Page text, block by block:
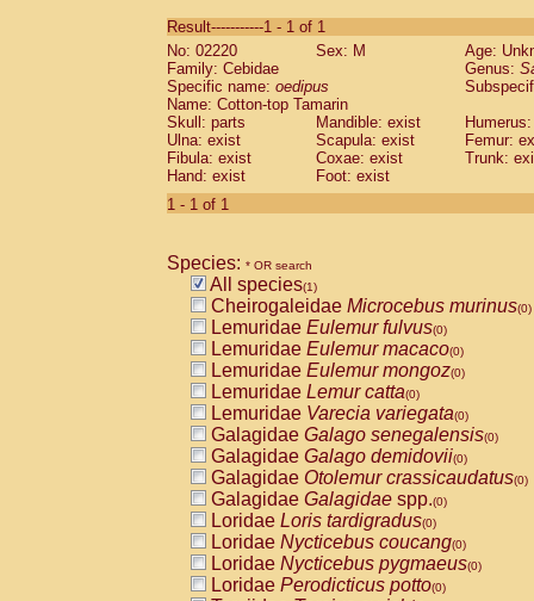
CebidaeSaguinus labiatus(0)
Cebidae Saguinus leucopus (0)
Cebidae
CebidaeSaguinus mystax
Cebidae Saguinus nigricollis (0)
Cebidae Saguinus oedipus
Cebidae Saguinus weddelli
Cebidae Saguinusspp.
Cebidae
CebidaeCebus capucinus
CebidaeCebus nigrivittatus
CebidaeCebus spp.(0)
CebidaeSaimiri boliviensis(0)
CebidaeSaimiri sciureus(0)
AtelidaeAlouatta caraya(0)
AtelidaeAlouatta fusca(0)
AtelidaeAlouatta seniculus(0)
AtelidaeAlouattaspp.(0)
AtelidaeAteles belzebuth(0)
AtelidaeAteles geoffroyi(0)
AtelidaeAteles paniscus(0)
AtelidaeAtelesspp.(0)
AtelidaeLagothrix lagothricha(0)
AtelidaeLagothrix lagothricha cana
PitheciidaeCacajao calvus
Result-----------1 - 1 of 1
No: 02220
Sex: M
Age:
Family: Cebidae
Genus:
Specific name: oedipus
Name: Cotton-top Tamarin
Skull: parts
Mandible: exist
Ulna: exist
Scapula: exist
Femur:
Fibula: exist
Coxae: exist
Trunk:
Hand: exist
Foot: exist
1 - 1 of 1
Species: * OR search
All species(1)
Cheirogaleidae Microcebus murinus(0)
Lemuridae Eulemur fulvus(0)
Lemuridae Eulemur macaco(0)
Lemuridae Eulemur mongoz(0)
Lemuridae Lemur catta(0)
Lemuridae Varecia variegata(0)
Galagidae Galago senegalensis(0)
Galagidae Galago demidovii(0)
Galagidae Otolemur crassicaudatus(0)
Galagidae Galagidae spp.(0)
Loridae Loris tardigradus(0)
Loridae Nycticebus coucang(0)
Loridae Nycticebus pygmaeus(0)
Loridae Perodicticus potto(0)